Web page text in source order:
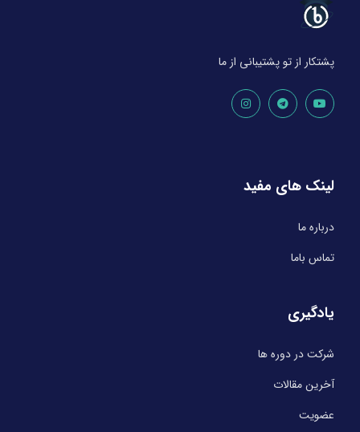
پشتکار از تو پشتیبانی از ما
لینک های مفید
درباره ما
تماس باما
یادگیری
شرکت در دوره ها
آخرین مقالات
عضویت